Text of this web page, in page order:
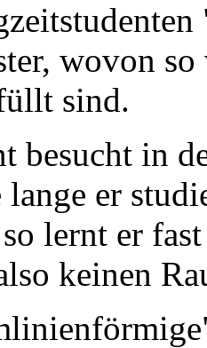
wovon
sind.
besucht in
er
lernt er
keinen